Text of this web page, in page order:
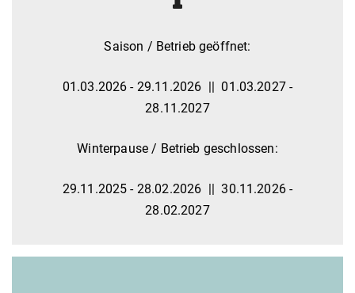
Saison / Betrieb geöffnet:
01.03.2026 - 29.11.2026 || 01.03.2027 -
28.11.2027
Winterpause / Betrieb geschlossen:
29.11.2025 - 28.02.2026 || 30.11.2026 -
28.02.2027